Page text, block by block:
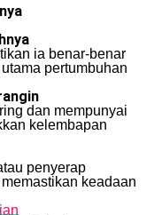
ia benar-benar
pertumbuhan
dan mempunyai
kelembapan
penyerap
keadaan